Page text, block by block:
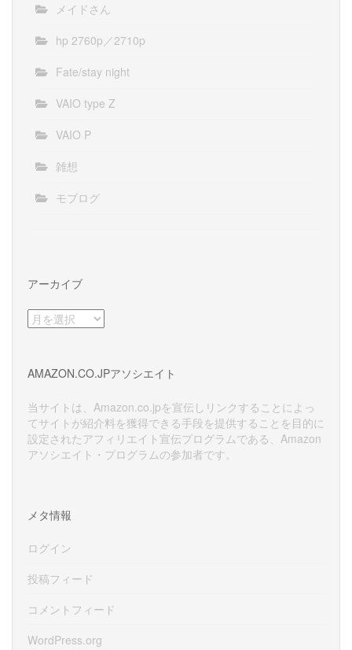
メイドさん
hp 2760p／2710p
Fate/stay night
VAIO type Z
VAIO P
雑想
モブログ
アーカイブ
ア
ー
ブ
AMAZON.CO.JPアソシエイト
当サイトは、Amazon.co.jpを宣伝しリンクすることによっ
てサイトが紹介料を獲得できる手段を提供することを目的に
設定されたアフィリエイト宣伝プログラムである、Amazon
アソシエイト・プログラムの参加者です。
メタ情報
ログイン
投稿フィード
コメントフィード
WordPress.org